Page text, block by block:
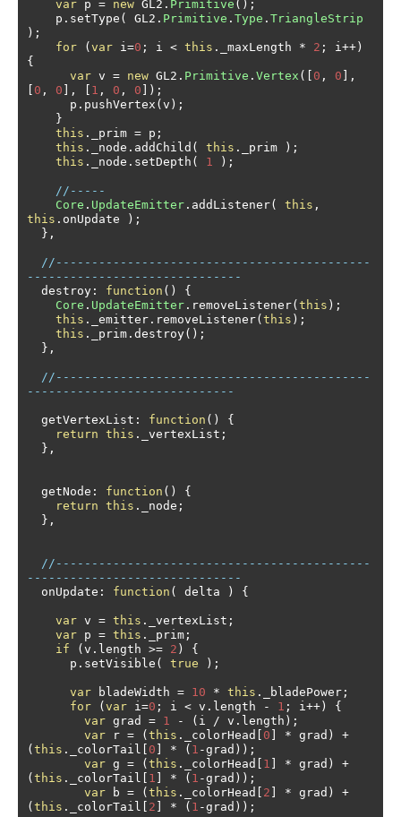
var p = new GL2 . Primitive ();
    p
. setType ( GL2 . Primitive . Type . TriangleStrip
);
for
( var i=0 ; i < this . _maxLength * 2 ; i++)
{
var v = new GL2 . Primitive . Vertex ([ 0 , 0 ],
0 , 0 ], 1 , 0 , 0 ]);
      p
. pushVertex ( v );
}
this . _prim = p ;
this . _node . addChild ( this . _prim
);
this . _node . setDepth ( 1 );
//-----
Core . UpdateEmitter . addListener( this ,
this . onUpdate
);
},
//--------------------------------------------
------------------------------
  destroy
: function ()
{
Core . UpdateEmitter . removeListener( this );
this . _emitter . removeListener( this );
this . _prim . destroy();
},
//--------------------------------------------
-----------------------------
  getVertexList
: function ()
{
return this . _vertexList ;
},
  getNode
: function ()
{
return this . _node ;
},
//--------------------------------------------
------------------------------
  onUpdate
: function ( delta ) {
var v = this . _vertexList ;
var p = this . _prim ;
if
( v . length >= 2 )
{
      p
. setVisible ( true );
var bladeWidth = 10 * this . _bladePower ;
for
( var i=0 ; i < v . length - 1 ; i++)
{
var grad = 1 - ( i / v . length );
var r = ( this . _colorHead 0 * grad )
+
( this . _colorTail 0 * ( 1 -grad ));
var g = ( this . _colorHead 1 * grad )
+
( this . _colorTail 1 * ( 1 -grad ));
var b = ( this . _colorHead 2 * grad )
+
( this . _colorTail 2 * ( 1 -grad ));